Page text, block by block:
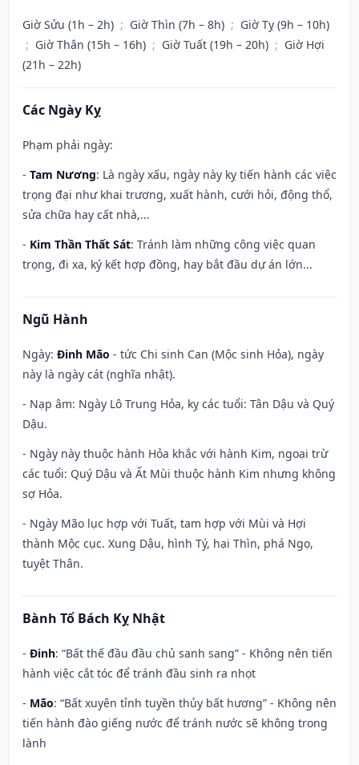
Giờ Sửu (1h – 2h) ; Giờ Thìn (7h – 8h) ; Giờ Tỵ (9h – 10h)
; Giờ Thân (15h – 16h) ; Giờ Tuất (19h – 20h) ; Giờ Hợi
(21h – 22h)
Các Ngày Kỵ
Phạm phải ngày:
- Tam Nương: Là ngày xấu, ngày này kỵ tiến hành các việc
trọng đại như khai trương, xuất hành, cưới hỏi, động thổ,
sửa chữa hay cất nhà,...
- Kim Thần Thất Sát: Tránh làm những công việc quan
trọng, đi xa, ký kết hợp đồng, hay bắt đầu dự án lớn...
Ngũ Hành
Ngày: Đinh Mão - tức Chi sinh Can (Mộc sinh Hỏa), ngày
này là ngày cát (nghĩa nhật).
- Nạp âm: Ngày Lô Trung Hỏa, kỵ các tuổi: Tân Dậu và Quý
Dậu.
- Ngày này thuộc hành Hỏa khắc với hành Kim, ngoại trừ
các tuổi: Quý Dậu và Ất Mùi thuộc hành Kim nhưng không
sợ Hỏa.
- Ngày Mão lục hợp với Tuất, tam hợp với Mùi và Hợi
thành Mộc cục. Xung Dậu, hình Tý, hại Thìn, phá Ngọ,
tuyệt Thân.
Bành Tổ Bách Kỵ Nhật
- Đinh: “Bất thế đầu đầu chủ sanh sang” - Không nên tiến
hành việc cắt tóc để tránh đầu sinh ra nhọt
- Mão: “Bất xuyên tỉnh tuyền thủy bất hương” - Không nên
tiến hành đào giếng nước để tránh nước sẽ không trong
lành